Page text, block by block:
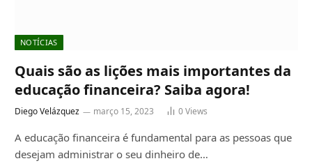
NOTÍCIAS
Quais são as lições mais importantes da
educação financeira? Saiba agora!
Diego Velázquez março 15, 2023 0Views
A educação financeira é fundamental para as pessoas que
desejam administrar o seu dinheiro de…